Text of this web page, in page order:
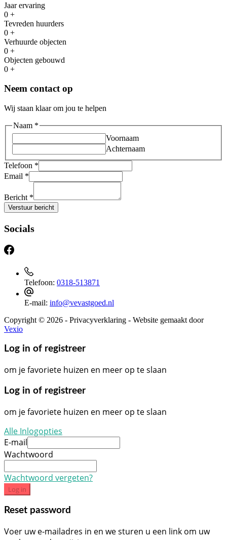
Jaar ervaring
0 +
Tevreden huurders
0 +
Verhuurde objecten
0 +
Objecten gebouwd
0 +
Neem contact op
Wij staan klaar om jou te helpen
Naam *
Voornaam
Achternaam
Telefoon *
Email *
Bericht *
Verstuur bericht
Socials
Telefoon: 0318-513871
E-mail: info@vevastgoed.nl
Copyright © 2026 - Privacyverklaring - Website gemaakt door
Vexio
Log in of registreer
om je favoriete huizen en meer op te slaan
Log in of registreer
om je favoriete huizen en meer op te slaan
Alle Inlogopties
E-mail
Wachtwoord
Wachtwoord vergeten?
Log in
Reset password
Voer uw e-mailadres in en we sturen u een link om uw